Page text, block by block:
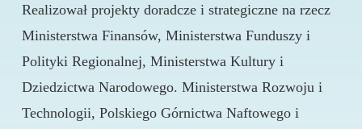
Realizował projekty doradcze i strategiczne na rzecz
Ministerstwa Finansów, Ministerstwa Funduszy i
Polityki Regionalnej, Ministerstwa Kultury i
Dziedzictwa Narodowego. Ministerstwa Rozwoju i
Technologii, Polskiego Górnictwa Naftowego i